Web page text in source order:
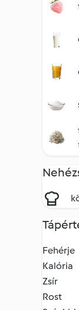
Fehérje
Kalória
Zsír
Rost